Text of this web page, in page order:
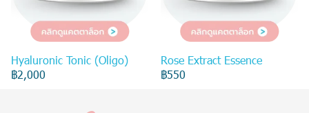
Hyaluronic Tonic (Oligo)
฿2,000
Rose Extract Essence
฿550